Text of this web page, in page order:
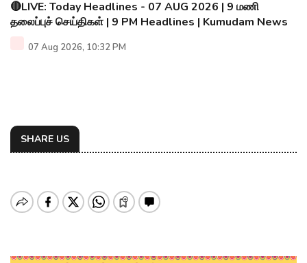
🔴LIVE: Today Headlines - 07 AUG 2026 | 9 மணி
தலைப்புச் செய்திகள் | 9 PM Headlines | Kumudam News
07 Aug 2026, 10:32 PM
SHARE US